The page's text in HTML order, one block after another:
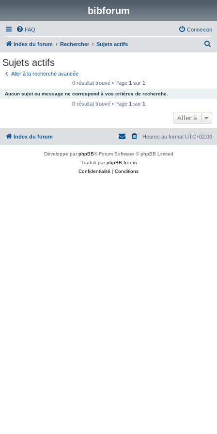
bibforum
FAQ Connexion
Index du forum Rechercher Sujets actifs
c
e
Sujets actifs
Aller à la recherche avancée
0 résultat trouvé • Page 1 sur 1
Aucun sujet ou message ne correspond à vos critères de recherche.
0 résultat trouvé • Page 1 sur 1
Aller à
Index du forum Heures au format UTC+02:00
Développé parphpBB® Forum Software © phpBB Limited
Traduit parphpBB-fr.com
Confidentialité | Conditions